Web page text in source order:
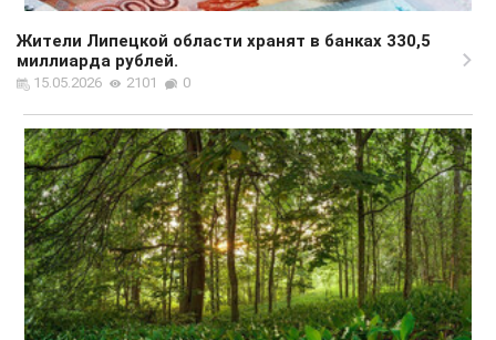
Жители Липецкой области хранят в банках 330,5
миллиарда рублей.
15.05.2026 2101 0